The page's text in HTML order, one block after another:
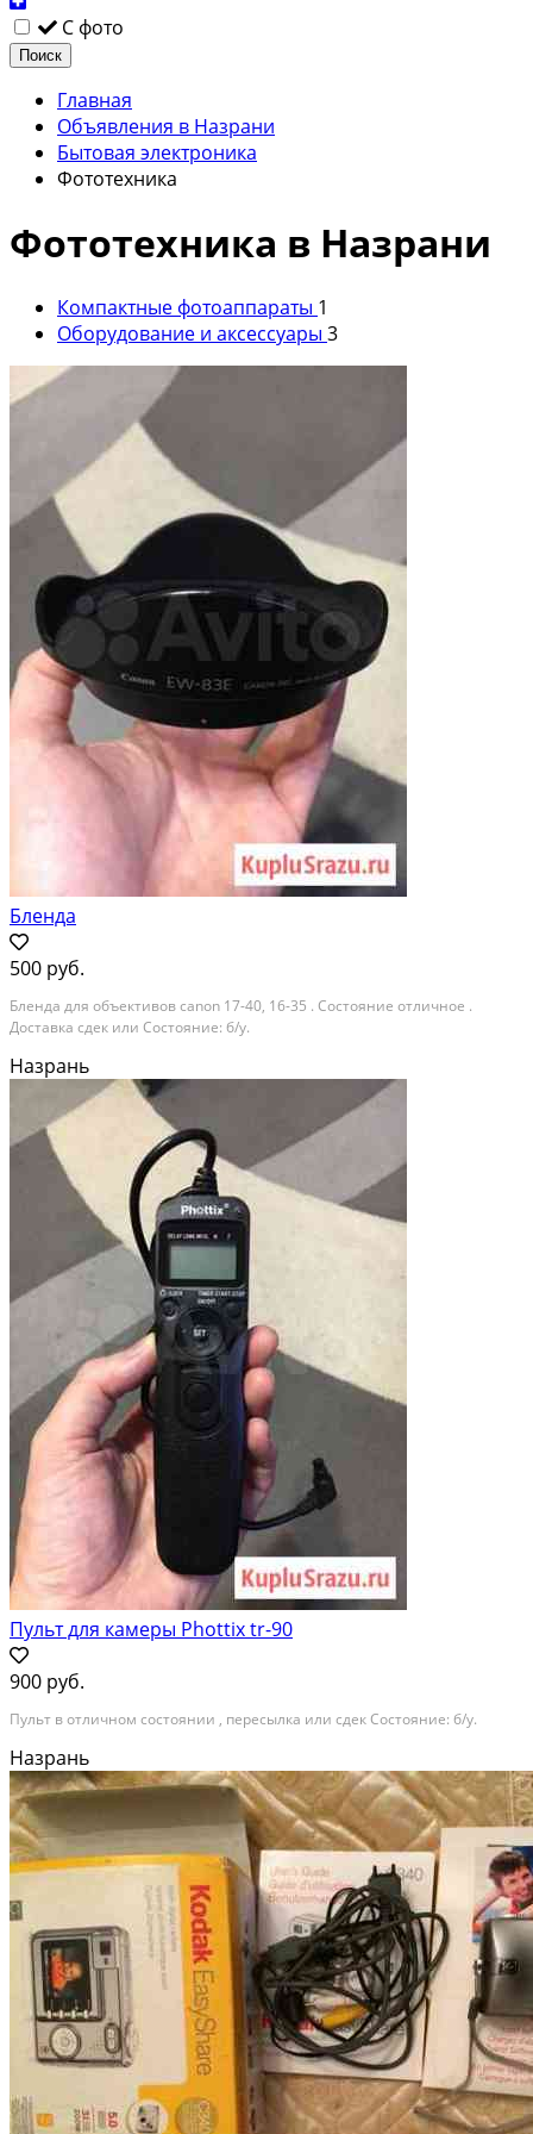
С фото
Поиск
Главная
Объявления в Назрани
Бытовая электроника
Фототехника
Фототехника в Назрани
Компактные фотоаппараты 1
Оборудование и аксессуары 3
Бленда
500 руб.
Бленда для объективов canon 17-40, 16-35 . Состояние отличное .
Доставка сдек или Состояние: б/у.
Назрань
Пульт для камеры Phottix tr-90
900 руб.
Пульт в отличном состоянии , пересылка или сдек Состояние: б/у.
Назрань